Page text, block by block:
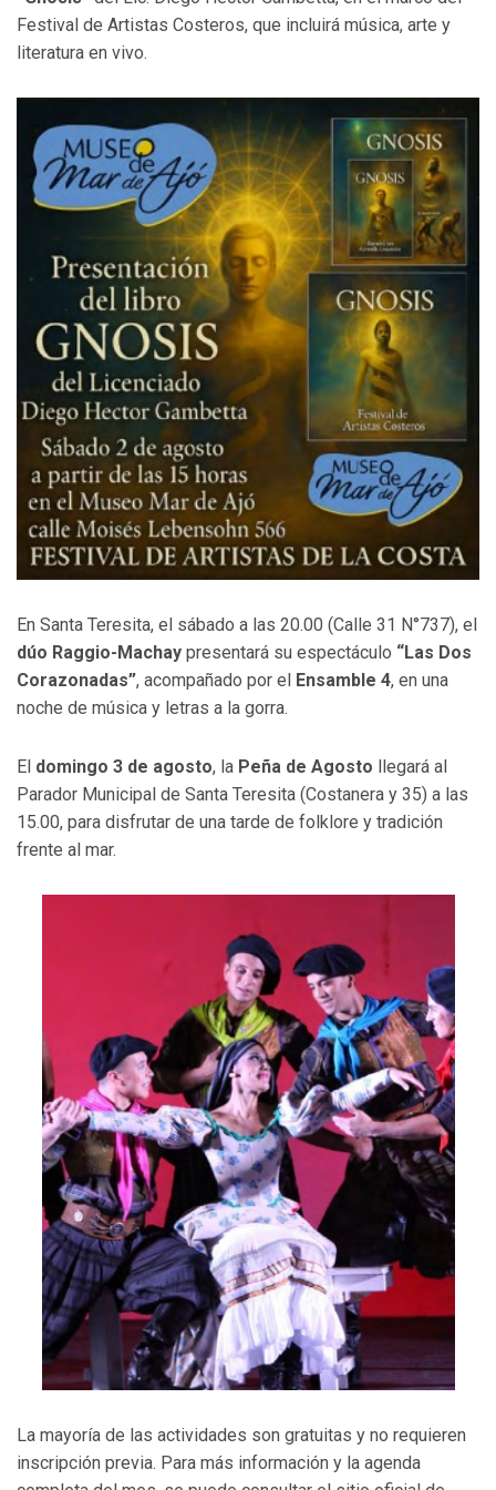
Festival de Artistas Costeros, que incluirá música, arte y
literatura en vivo.
En Santa Teresita, el sábado a las 20.00 (Calle 31 N°737), el
dúo Raggio-Machay presentará su espectáculo “Las Dos
Corazonadas”, acompañado por el Ensamble 4, en una
noche de música y letras a la gorra.
El domingo 3 de agosto, la Peña de Agosto llegará al
Parador Municipal de Santa Teresita (Costanera y 35) a las
15.00, para disfrutar de una tarde de folklore y tradición
frente al mar.
La mayoría de las actividades son gratuitas y no requieren
inscripción previa. Para más información y la agenda